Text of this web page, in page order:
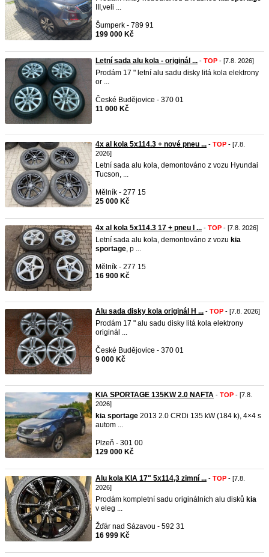
III,veli ...
Šumperk - 789 91
199 000 Kč
Letní sada alu kola - originál ... - TOP - [7.8. 2026]
Prodám 17 " letní alu sadu disky litá kola elektrony
or ...
České Budějovice - 370 01
11 000 Kč
4x al kola 5x114.3 + nové pneu ... - TOP - [7.8.
2026]
Letní sada alu kola, demontováno z vozu Hyundai
Tucson, ...
Mělník - 277 15
25 000 Kč
4x al kola 5x114.3 17 + pneu l ... - TOP - [7.8. 2026]
Letní sada alu kola, demontováno z vozu kia
sportage, p ...
Mělník - 277 15
16 900 Kč
Alu sada disky kola originál H ... - TOP - [7.8. 2026]
Prodám 17 " alu sadu disky litá kola elektrony
originál ...
České Budějovice - 370 01
9 000 Kč
KIA SPORTAGE 135KW 2.0 NAFTA - TOP - [7.8.
2026]
kia sportage 2013 2.0 CRDi 135 kW (184 k), 4×4 s
autom ...
Plzeň - 301 00
129 000 Kč
Alu kola KIA 17" 5x114,3 zimní ... - TOP - [7.8.
2026]
Prodám kompletní sadu originálních alu disků kia
v eleg ...
Žďár nad Sázavou - 592 31
16 999 Kč